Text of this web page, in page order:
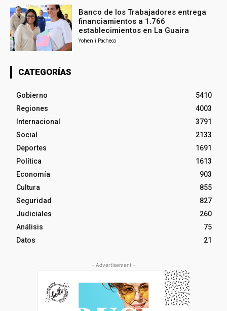
Banco de los Trabajadores entrega
financiamientos a 1.766
establecimientos en La Guaira
Yohenli Pacheco
CATEGORÍAS
Gobierno
5410
Regiones
4003
Internacional
3791
Social
2133
Deportes
1691
Política
1613
Economía
903
Cultura
855
Seguridad
827
Judiciales
260
Análisis
75
Datos
21
- Advertisement -